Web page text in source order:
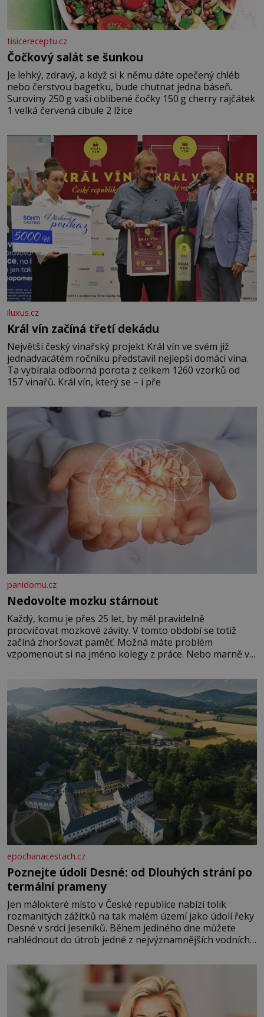
tisicereceptu.cz
Čočkový salát se šunkou
Je lehký, zdravý, a když si k němu dáte opečený chléb
nebo čerstvou bagetku, bude chutnat jedna báseň.
Suroviny 250 g vaší oblíbené čočky 150 g cherry rajčátek
1 velká červená cibule 2 lžíce
iluxus.cz
Král vín začíná třetí dekádu
Největší český vinařský projekt Král vín ve svém již
jednadvacátém ročníku představil nejlepší domácí vína.
Ta vybírala odborná porota z celkem 1260 vzorků od
157 vinařů. Král vín, který se – i pře
panidomu.cz
Nedovolte mozku stárnout
Každý, komu je přes 25 let, by měl pravidelně
procvičovat mozkové závity. V tomto období se totiž
začíná zhoršovat paměť. Možná máte problém
vzpomenout si na jméno kolegy z práce. Nebo marně v
Je to opravdu tak, s věkem jako kdyby se paměť
rozhodla stávkovat. Cvičte
epochanacestach.cz
Poznejte údolí Desné: od Dlouhých strání po
termální prameny
Jen málokteré místo v České republice nabízí tolik
rozmanitých zážitků na tak malém území jako údolí řeky
Desné v srdci Jeseníků. Během jediného dne můžete
nahlédnout do útrob jedné z nejvýznamnějších vodních
se na koloběžce a den zakončit poznáváním památek ve
Velkých Losinách nebo v termálním